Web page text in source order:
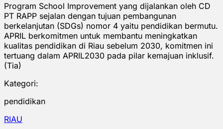
Program School Improvement yang dijalankan oleh CD
PT RAPP sejalan dengan tujuan pembangunan
berkelanjutan (SDGs) nomor 4 yaitu pendidikan bermutu.
APRIL berkomitmen untuk membantu meningkatkan
kualitas pendidikan di Riau sebelum 2030, komitmen ini
tertuang dalam APRIL2030 pada pilar kemajuan inklusif.
(Tia)
Kategori:
pendidikan
RIAU